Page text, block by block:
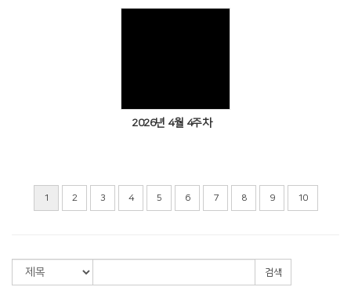
2026년 4월 4주차
1 2 3 4 5 6 7 8 9 10
검색